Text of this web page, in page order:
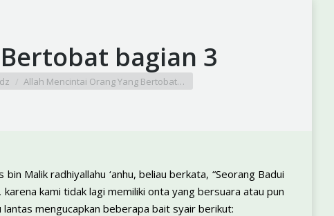
bagian 3
Allah Mencintai Orang Yang Bertobat…
Malik radhiyallahu ‘anhu, beliau berkata, “Seorang Badui
kami tidak lagi memiliki onta yang bersuara atau pun
lantas mengucapkan beberapa bait syair berikut: